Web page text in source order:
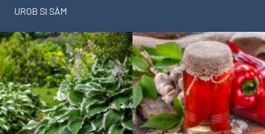
UROB SI SÁM